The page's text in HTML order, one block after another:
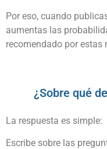
Por eso, cuando
aumentas las
recomendado por estas
¿Sobre qué
La respuesta es simple:
Escribe sobre las